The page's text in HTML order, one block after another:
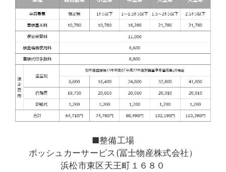
■整備工場
ボッシュカーサービス(冨士物産株式会社）
浜松市東区天王町１６８０